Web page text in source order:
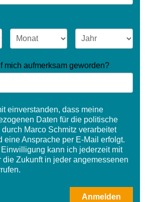
mich aufmerksam geworden?
einverstanden, dass meine
Daten für die politische
durch Marco Schmitz verarbeitet
eine Ansprache per E-Mail erfolgt.
kann ich jederzeit mit
die Zukunft in jeder angemessenen
Anmelden